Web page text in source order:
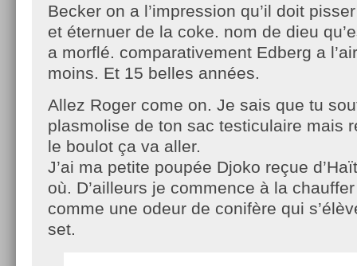
Becker on a l’impression qu’il doit
et éternuer de la coke. nom de dieu
a morflé. comparativement Edberg a
moins. Et 15 belles années.
Allez Roger come on. Je sais que tu
plasmolise de ton sac testiculaire mais
le boulot ça va aller.
J’ai ma petite poupée Djoko reçue
où. D’ailleurs je commence à la
comme une odeur de conifère qui
set.